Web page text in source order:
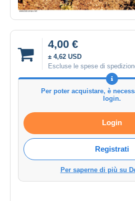
4,00 €
± 4,62 USD
Escluse le spese di
Per poter acquistare, è
login.
Login
Registrati
Per saperne di più su